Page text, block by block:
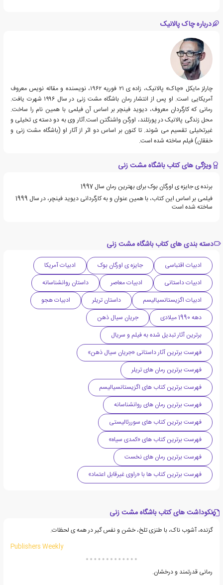
درباره چاک پالانیک
چارلز مایکل «چاک» پالانیک، زاده ی ۲۱ فوریه ۱۹۶۲، نویسنده و مقاله نویس معروف
آمریکایی است. او پس از انتشار رمان باشگاه مشت زنی در سال ۱۹۹۶ شهرت یافت.
رمانی که کارگردان معروف، دیوید فینچر بر اساس آن فیلمی با همین نام را ساخت.
محل زندگی پالانیک در پورتلند، اورگن واشنگتن است.آثار وی به دو دسته ی تخیلی و
غیرتخیلی تقسیم می شوند. تا کنون بر اساس دو اثر از آثار او (باشگاه مشت زنی و
خفقان) فیلم ساخته شده است.
ویژگی های کتاب باشگاه مشت زنی
برنده ی جایزه ی اورگان بوک برای بهترین رمان سال 1997
فیلمی بر اساس این کتاب، با همین عنوان و به کارگردانی دیوید فینچر، در سال 1999
ساخته شده است
دسته بندی های کتاب باشگاه مشت زنی
ادبیات اقتباسی جایزه ی اورگان بوک
ادبیات آمریکا
ادبیات داستانی
ادبیات معاصر
داستان روانشناسانه
ادبیات اگزیستانسیالیسم
داستان تریلر
ادبیات هجو
دهه 1990 میلادی
جریان سیال ذهن
برترین آثار تبدیل شده به فیلم و سریال
فهرست برترین آثار داستانی «جریان سیال ذهن»
فهرست برترین رمان های تریلر
فهرست برترین کتاب های اگزیستانسیالیسم
فهرست برترین رمان های روانشناسانه
فهرست برترین کتاب های سوررئالیستی
فهرست برترین کتاب های «کمدی سیاه»
فهرست برترین رمان های نخست
فهرست برترین کتاب ها با «راوی غیرقابل اعتماد»
نکوداشت های کتاب باشگاه مشت زنی
گزنده، آشوب ناک، با طنزی تلخ، خشن و نفس گیر در همه ی لحظات.
Publishers Weekly
رمانی قدرتمند و درخشان.